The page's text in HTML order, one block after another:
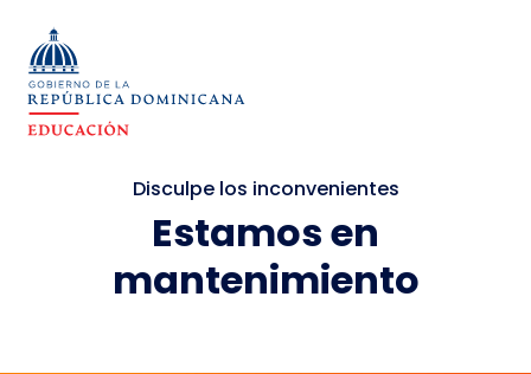
Disculpe los inconvenientes
Estamos en
mantenimiento